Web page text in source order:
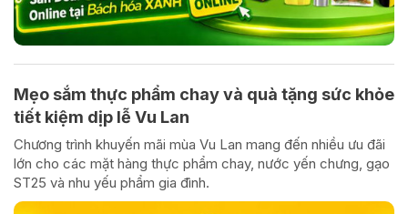
Mẹo sắm thực phẩm chay và quà tặng sức khỏe
tiết kiệm dịp lễ Vu Lan
Chương trình khuyến mãi mùa Vu Lan mang đến nhiều ưu đãi
lớn cho các mặt hàng thực phẩm chay, nước yến chưng, gạo
ST25 và nhu yếu phẩm gia đình.